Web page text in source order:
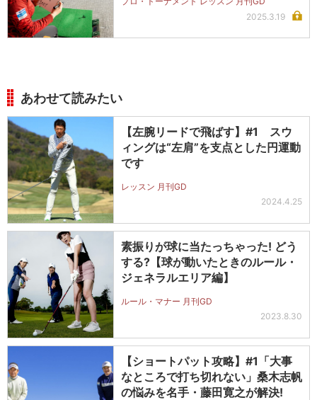
2025.3.19
あわせて読みたい
【左腕リードで飛ばす】#1 スウ
ィングは“左肩”を支点とした円運動
です
レッスン 月刊GD
2024.4.25
素振りが球に当たっちゃった! どう
する?【球が動いたときのルール・
ジェネラルエリア編】
ルール・マナー 月刊GD
2023.8.30
【ショートパット攻略】#1「大事
なところで打ち切れない」桑木志帆
の悩みを名手・藤田寛之が解決!